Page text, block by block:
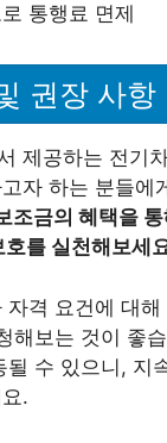
통행료 면제
권장 사항
제공하는 전기
자 하는 분들에
조금의 혜택을
호를 실천해보세
자격 요건에 대
해보는 것이 좋
될 수 있으니, 지
.